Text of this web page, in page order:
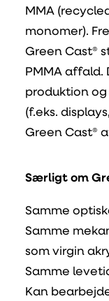
MMA
monomer).
Green Cast®
PMMA affald.
produktion
(f.eks.
Green Cast®
Særligt om
Samme
Samme
som virgin
Samme
Kan